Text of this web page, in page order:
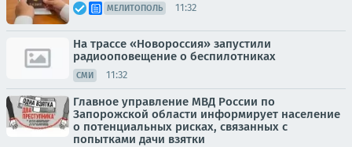
МЕЛИТОПОЛЬ 11:32
На трассе «Новороссия» запустили
радиооповещение о беспилотниках
СМИ 11:32
Главное управление МВД России по
Запорожской области информирует население
о потенциальных рисках, связанных с
попытками дачи взятки